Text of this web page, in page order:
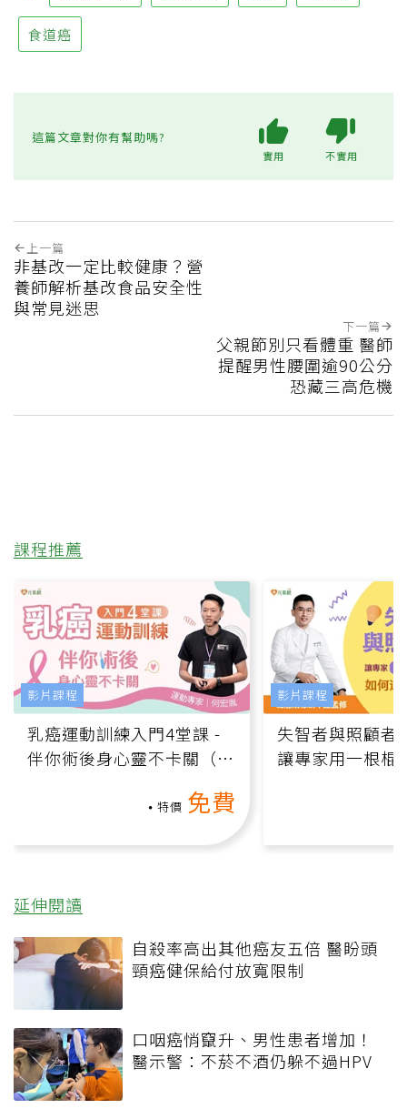
食道癌
這篇文章對你有幫助嗎?
實用 不實用
上一篇
非基改一定比較健康？營
養師解析基改食品安全性
與常見迷思
下一篇
父親節別只看體重 醫師
提醒男性腰圍逾90公分
恐藏三高危機
課程推薦
乳癌運動訓練入門4堂課 -
伴你術後身心靈不卡關（線
特價 免費
影片課程
失智者與照顧者
讓專家用一根棍
影片課程
延伸閱讀
自殺率高出其他癌友五倍 醫盼頭
頸癌健保給付放寬限制
口咽癌悄竄升、男性患者增加！
醫示警：不菸不酒仍躲不過HPV